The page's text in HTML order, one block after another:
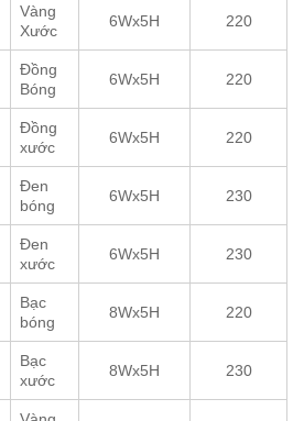
Vàng
Xước
6Wx5H 220
Đồng
Bóng
6Wx5H 220
Đồng
xước
6Wx5H 220
Đen
bóng
6Wx5H 230
Đen
xước
6Wx5H 230
Bạc
bóng
8Wx5H 220
Bạc
xước
8Wx5H 230